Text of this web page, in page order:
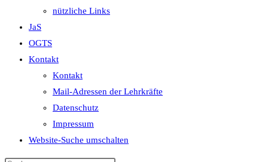
nützliche Links
JaS
OGTS
Kontakt
Kontakt
Mail-Adressen der Lehrkräfte
Datenschutz
Impressum
Website-Suche umschalten